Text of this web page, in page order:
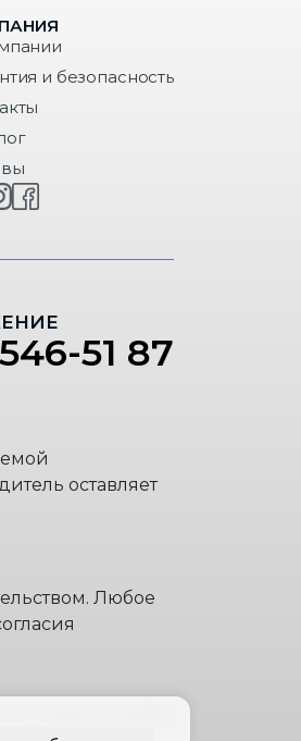
и безопасность
51 87
оставляет
Любое